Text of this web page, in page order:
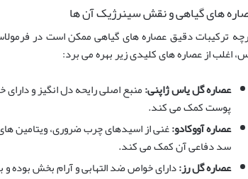
های گیاهی و نقش سینرژیک آن ها
ترکیبات دقیق عصاره های گیاهی ممکن است در
اغلب از عصاره های کلیدی زیر بهره می برد:
عصاره گل یاس ژاپنی:منبع اصلی رایحه دل انگیز و
پوست کمک می کند.
عصاره آووکادو:
سد دفاعی آن کمک می کند.
عصاره گل رز:دارای خواص ضد التهابی و آرام بخش بوده